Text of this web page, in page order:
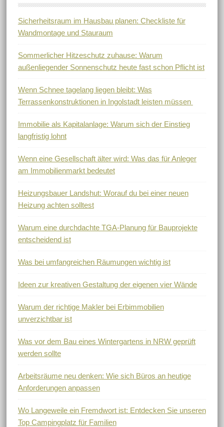
Sicherheitsraum im Hausbau planen: Checkliste für
Wandmontage und Stauraum
Sommerlicher Hitzeschutz zuhause: Warum
außenliegender Sonnenschutz heute fast schon Pflicht ist
Wenn Schnee tagelang liegen bleibt: Was
Terrassenkonstruktionen in Ingolstadt leisten müssen
Immobilie als Kapitalanlage: Warum sich der Einstieg
langfristig lohnt
Wenn eine Gesellschaft älter wird: Was das für Anleger
am Immobilienmarkt bedeutet
Heizungsbauer Landshut: Worauf du bei einer neuen
Heizung achten solltest
Warum eine durchdachte TGA-Planung für Bauprojekte
entscheidend ist
Was bei umfangreichen Räumungen wichtig ist
Ideen zur kreativen Gestaltung der eigenen vier Wände
Warum der richtige Makler bei Erbimmobilien
unverzichtbar ist
Was vor dem Bau eines Wintergartens in NRW geprüft
werden sollte
Arbeitsräume neu denken: Wie sich Büros an heutige
Anforderungen anpassen
Wo Langeweile ein Fremdwort ist: Entdecken Sie unseren
Top Campingplatz für Familien